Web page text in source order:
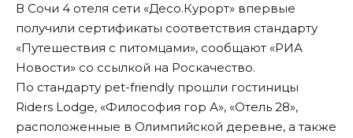
В Сочи 4 отеля сети «Десо.Курорт» впервые
получили сертификаты соответствия стандарту
«Путешествия с питомцами», сообщают «РИА
Новости» со ссылкой на Роскачество.
По стандарту pet-friendly прошли гостиницы
Riders Lodge, «Философия гор А», «Отель 28»,
расположенные в Олимпийской деревне, а также